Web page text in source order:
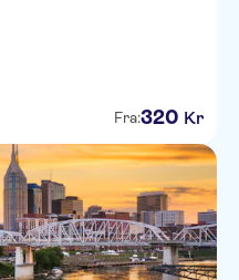
Fra:320 Kr